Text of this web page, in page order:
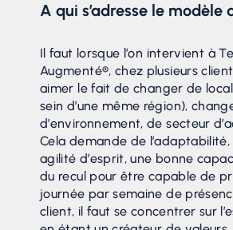
A qui s’adresse le modèle
Il faut lorsque l’on intervient à
Augmenté®, chez plusieurs
aimer le fait de changer de
sein d’une même région),
d’environnement, de secteur
Cela demande de
agilité d’esprit, une bonne
du recul pour être capable de
journée par semaine de
client, il faut se concentrer sur